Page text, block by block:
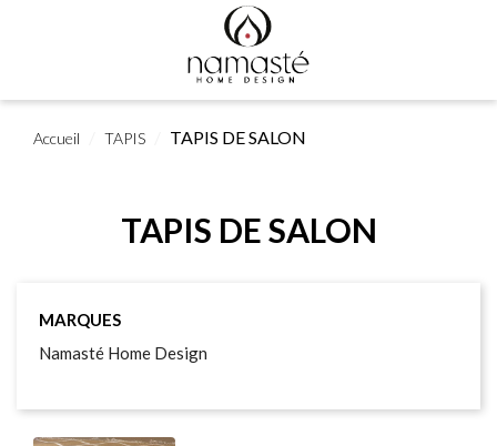
Accueil TAPIS TAPIS DE SALON
TAPIS DE SALON
MARQUES
Namasté Home Design